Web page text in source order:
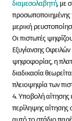
διαμεσολαβητή, με
προσωποποιημένης
μερική
Οι πιστωτές
Εξυγίανσης
ψηφοφορίας, η
διαδικασία
πλειοψηφία των
4. Υποβολή αίτησης
περίληψης αίτησης